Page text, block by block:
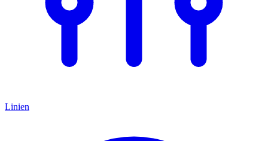
Linien